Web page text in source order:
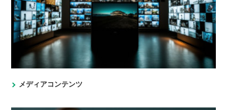
メディアコンテンツ